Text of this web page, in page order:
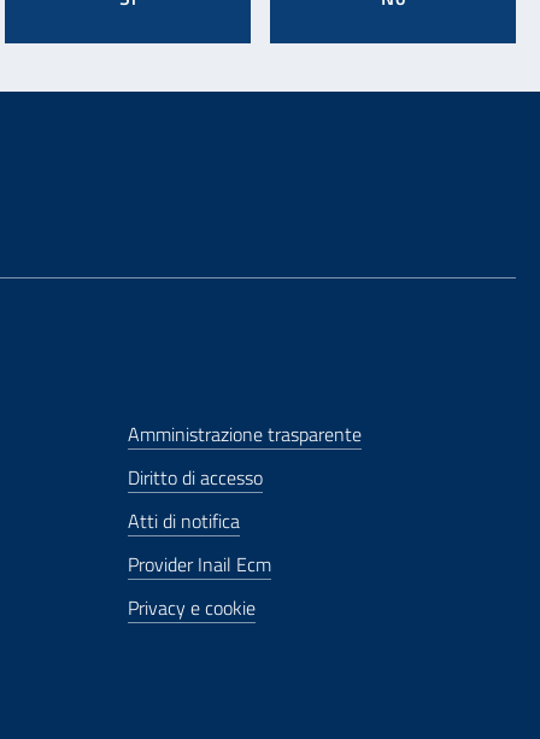
Amministrazione trasparente
Diritto di accesso
Atti di notifica
Provider Inail Ecm
Privacy e cookie